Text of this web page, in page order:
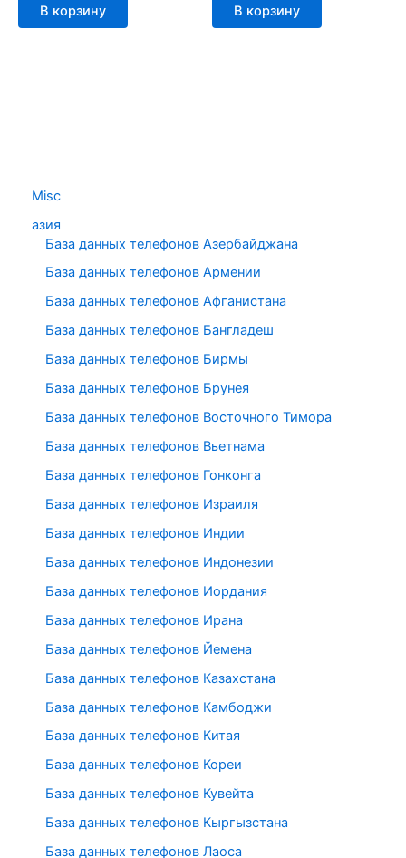
Misc
азия
База данных телефонов Азербайджана
База данных телефонов Армении
База данных телефонов Афганистана
База данных телефонов Бангладеш
База данных телефонов Бирмы
База данных телефонов Брунея
База данных телефонов Восточного Тимора
База данных телефонов Вьетнама
База данных телефонов Гонконга
База данных телефонов Израиля
База данных телефонов Индии
База данных телефонов Индонезии
База данных телефонов Иордания
База данных телефонов Ирана
База данных телефонов Йемена
База данных телефонов Казахстана
База данных телефонов Камбоджи
База данных телефонов Китая
База данных телефонов Кореи
База данных телефонов Кувейта
База данных телефонов Кыргызстана
База данных телефонов Лаоса
В корзину В корзину